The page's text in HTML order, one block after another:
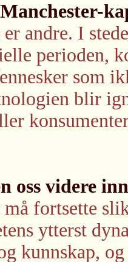
andre. I
perioden,
som
blir
oss videre
fortsette
ytterst
kunnskap,